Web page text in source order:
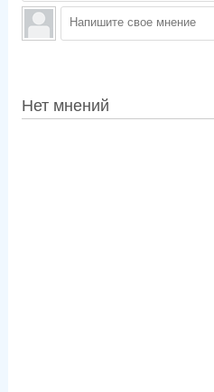
Нет мнений